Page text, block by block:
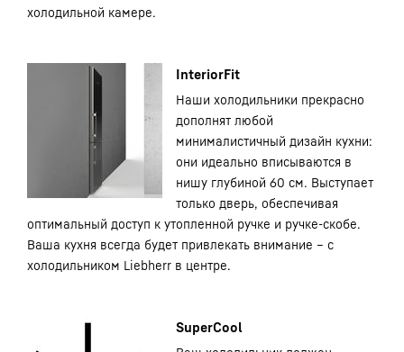
холодильной камере.
InteriorFit
Наши холодильники прекрасно
дополнят любой
минималистичный дизайн кухни:
они идеально вписываются в
нишу глубиной 60 см. Выступает
только дверь, обеспечивая
оптимальный доступ к утопленной ручке и ручке-скобе.
Ваша кухня всегда будет привлекать внимание – с
холодильником Liebherr в центре.
SuperCool